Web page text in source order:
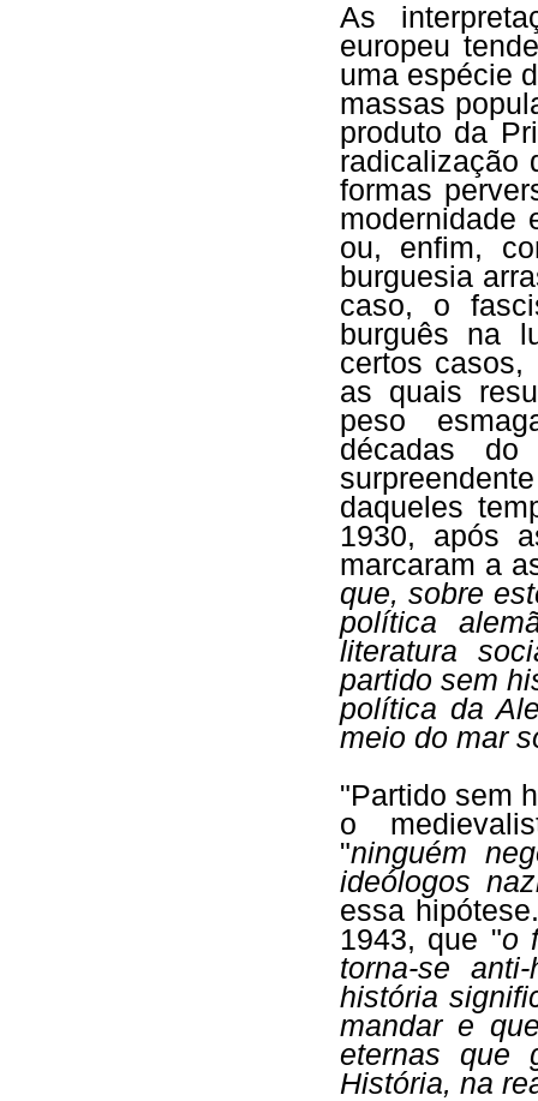
As
europeu
uma espécie
massas
produto da
radicalização
formas
modernidade
ou, enfim,
burguesia
caso, o
burguês na
certos casos,
as quais
peso
décadas
daqueles
1930, após
marcaram a
que, sobre
política
literatura
partido sem
política da
meio do mar
"Partido sem
o
"ninguém
ideólogos
essa
1943, que "o
torna-se
história
mandar e
eternas que
História, na